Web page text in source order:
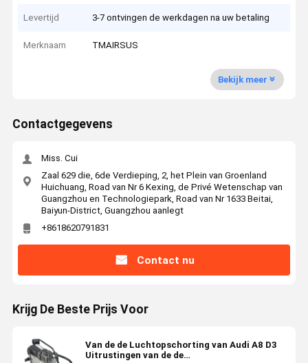
Levertijd 3-7 ontvingen de werkdagen na uw betaling
Merknaam TMAIRSUS
Bekijk meer
Contactgegevens
Miss. Cui
Zaal 629 die, 6de Verdieping, 2, het Plein van Groenland
Huichuang, Road van Nr 6 Kexing, de Privé Wetenschap van
Guangzhou en Technologiepark, Road van Nr 1633 Beitai,
Baiyun-District, Guangzhou aanlegt
+8618620791831
Contact nu
Krijg De Beste Prijs Voor
Van de de Luchtopschorting van Audi A8 D3
Uitrustingen van de de